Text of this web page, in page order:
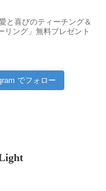
と喜びのティーチング＆
リング」無料プレゼント
でフォロー